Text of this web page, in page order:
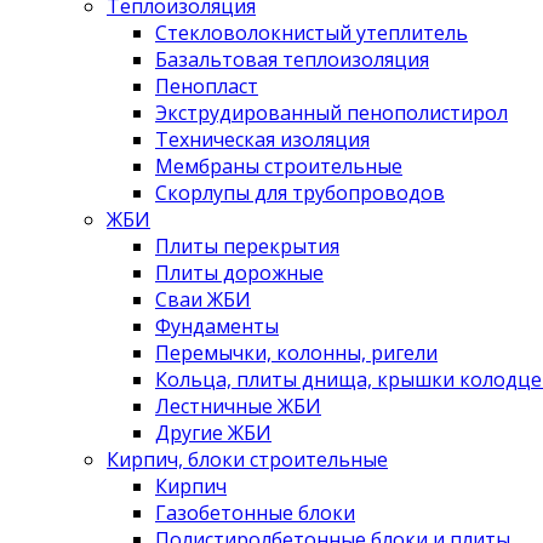
Теплоизоляция
Стекловолокнистый утеплитель
Базальтовая теплоизоляция
Пенопласт
Экструдированный пенополистирол
Техническая изоляция
Мембраны строительные
Скорлупы для трубопроводов
ЖБИ
Плиты перекрытия
Плиты дорожные
Сваи ЖБИ
Фундаменты
Перемычки, колонны, ригели
Кольца, плиты днища, крышки
Лестничные ЖБИ
Другие ЖБИ
Кирпич, блоки строительные
Кирпич
Газобетонные блоки